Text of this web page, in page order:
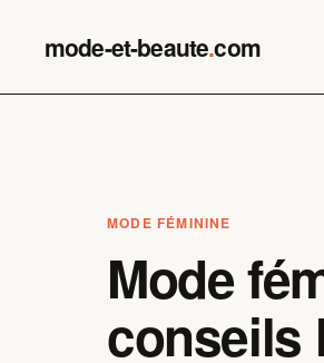
mode-et-beaute.com
MODE FÉMININE
Mode
conseils